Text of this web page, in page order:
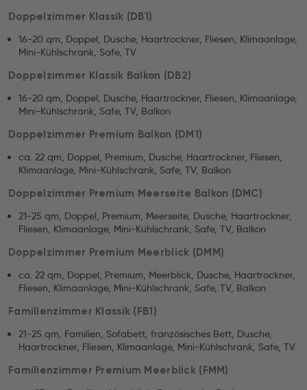
Doppelzimmer Klassik (DB1)
16-20 qm, Doppel, Dusche, Haartrockner, Fliesen, Klimaanlage,
Mini-Kühlschrank, Safe, TV
Doppelzimmer Klassik Balkon (DB2)
16-20 qm, Doppel, Dusche, Haartrockner, Fliesen, Klimaanlage,
Mini-Kühlschrank, Safe, TV, Balkon
Doppelzimmer Premium Balkon (DM1)
ca. 22 qm, Doppel, Premium, Dusche, Haartrockner, Fliesen,
Klimaanlage, Mini-Kühlschrank, Safe, TV, Balkon
Doppelzimmer Premium Meerseite Balkon (DMC)
21-25 qm, Doppel, Premium, Meerseite, Dusche, Haartrockner,
Fliesen, Klimaanlage, Mini-Kühlschrank, Safe, TV, Balkon
Doppelzimmer Premium Meerblick (DMM)
ca. 22 qm, Doppel, Premium, Meerblick, Dusche, Haartrockner,
Fliesen, Klimaanlage, Mini-Kühlschrank, Safe, TV, Balkon
Familienzimmer Klassik (FB1)
21-25 qm, Familien, Sofabett, französisches Bett, Dusche,
Haartrockner, Fliesen, Klimaanlage, Mini-Kühlschrank, Safe, TV
Familienzimmer Premium Meerblick (FMM)